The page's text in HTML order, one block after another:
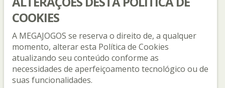
COOKIES
A MEGAJOGOS se reserva o direito de, a qualquer
momento, alterar esta Política de Cookies
atualizando seu conteúdo conforme as
necessidades de aperfeiçoamento tecnológico ou de
suas funcionalidades.